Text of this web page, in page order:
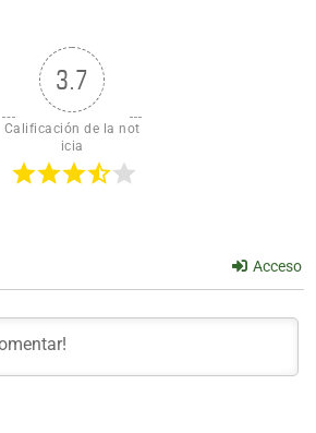
3.7
Calificación de la not
icia
Acceso